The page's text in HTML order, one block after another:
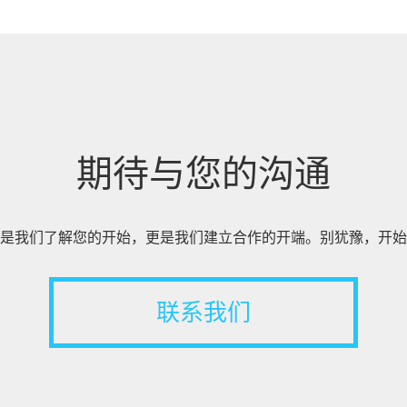
期待与您的沟通
我们了解您的开始，更是我们建立合作的开端。别犹豫，开
联系我们